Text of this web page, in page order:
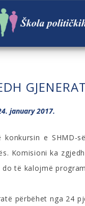
january 2017.
konkursin e SHMD-
Komisioni ka
do të kalojmë
përbëhet nga 24